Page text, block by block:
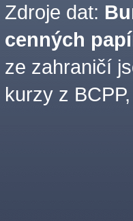
Zdroje dat:
cenných
ze zahraničí
kurzy z